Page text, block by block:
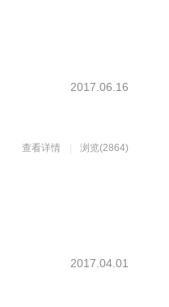
2017.06.16
查看详情 浏览(2864)
2017.04.01